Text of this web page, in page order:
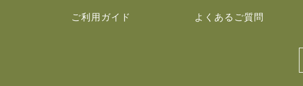
ご利用ガイド よくあるご質問